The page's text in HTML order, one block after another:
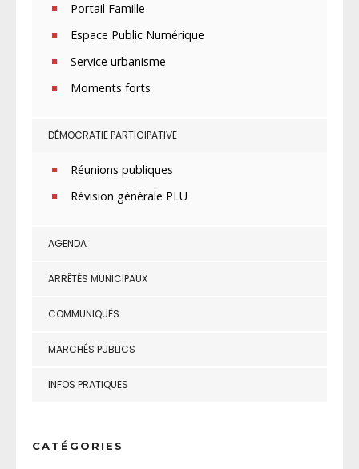
Portail Famille
Espace Public Numérique
Service urbanisme
Moments forts
DÉMOCRATIE PARTICIPATIVE
Réunions publiques
Révision générale PLU
AGENDA
ARRÊTÉS MUNICIPAUX
COMMUNIQUÉS
MARCHÉS PUBLICS
INFOS PRATIQUES
CATÉGORIES